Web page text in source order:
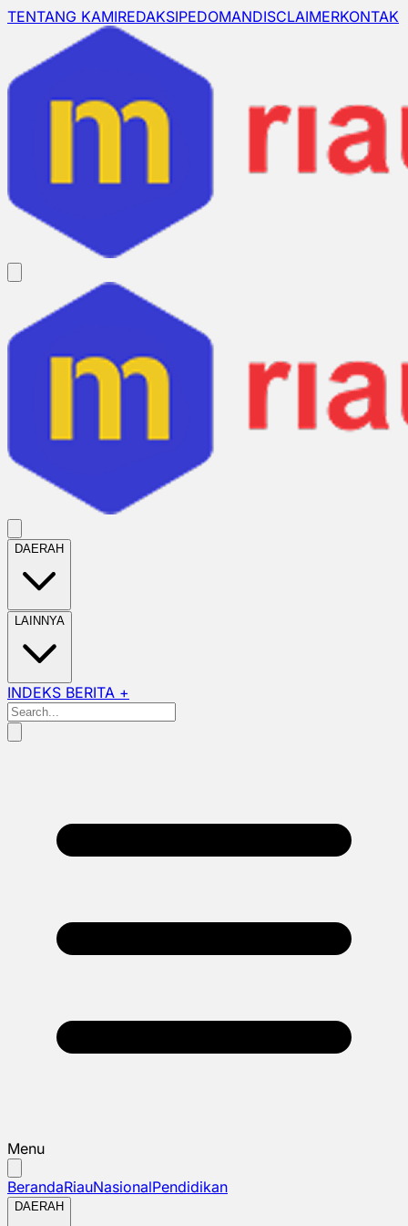
TENTANG KAMIREDAKSIPEDOMANDISCLAIMERKONTAK
DAERAH
LAINNYA
INDEKS BERITA +
Menu
BerandaRiauNasionalPendidikan
DAERAH